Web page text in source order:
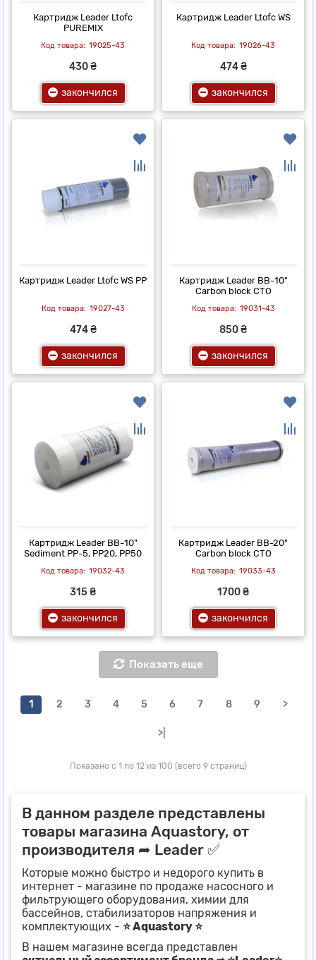
Картридж Leader Ltofc
PUREMIX
19025-43
430 ₴
закончился
Картридж Leader Ltofc WS
19026-43
474 ₴
закончился
Картридж Leader Ltofc WS PP
19027-43
474 ₴
закончился
Картридж Leader ВВ-10"
Carbon block СТО
19031-43
850 ₴
закончился
Картридж Leader ВВ-10"
Sediment PP-5, PP20, РР50
19032-43
315 ₴
закончился
Картридж Leader ВВ-20"
Carbon block СТО
19033-43
1700 ₴
закончился
Показать еще
1 2 3 4 5 6 7 8 9 >
>|
Показано с 1 по 12 из 100 (всего 9 страниц)
В данном разделе представлены
товары магазина Aquastory, от
производителя ➦ Leader ✅
Которые можно быстро и недорого купить в
интернет - магазине по продаже насосного и
фильтрующего оборудования, химии для
бассейнов, стабилизаторов напряжения и
комплектующих - ⭐ Aquastory ⭐
В нашем магазине всегда представлен